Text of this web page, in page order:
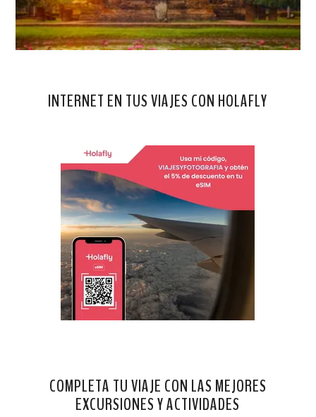
INTERNET EN TUS VIAJES CON HOLAFLY
COMPLETA TU VIAJE CON LAS MEJORES
EXCURSIONES Y ACTIVIDADES